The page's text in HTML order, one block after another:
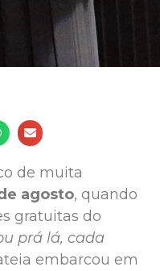
de muita
agosto, quando
gratuitas do
prá lá, cada
embarcou em